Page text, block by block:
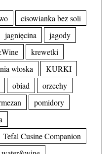
cisowianka bez soli
jagnięcina
jagody
krewetki
włoska
KURKI
obiad
orzechy
pomidory
Tefal Cusine Companion